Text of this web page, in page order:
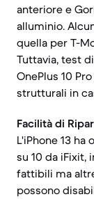
anteriore e
alluminio.
quella per T-
Tuttavia, test
OnePlus 10
strutturali in
Facilità di
L'iPhone 13
su 10 da iFixit,
fattibili ma
possono